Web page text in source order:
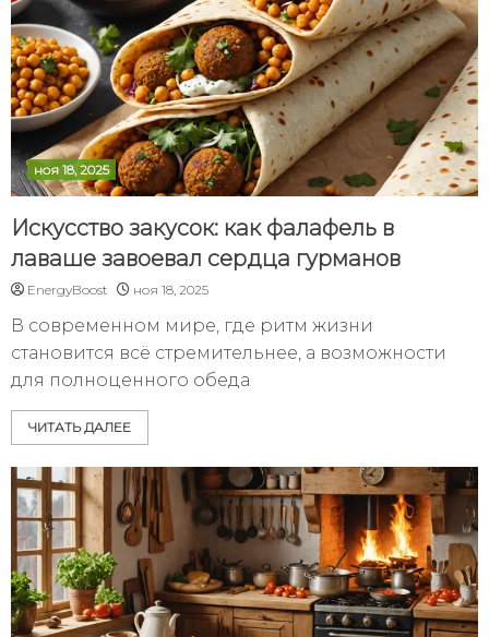
ноя 18, 2025
Искусство закусок: как фалафель в
лаваше завоевал сердца гурманов
EnergyBoost ноя 18, 2025
В современном мире, где ритм жизни
становится всё стремительнее, а возможности
для полноценного обеда
ЧИТАТЬ ДАЛЕЕ